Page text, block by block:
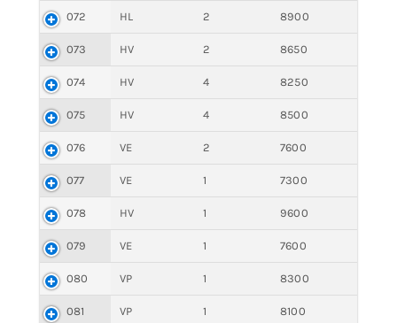
072 HL 2 8900
073 HV 2 8650
074 HV 4 8250
075 HV 4 8500
076 VE 2 7600
077 VE 1 7300
078 HV 1 9600
079 VE 1 7600
080 VP 1 8300
081 VP 1 8100